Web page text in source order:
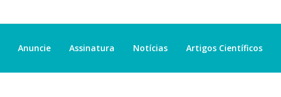
Anuncie Assinatura Notícias Artigos Científicos